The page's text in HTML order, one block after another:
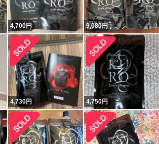
4,700円 9,080円
4,730円 4,750円